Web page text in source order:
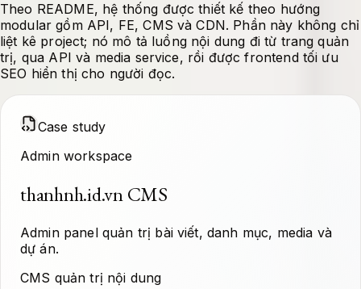
Theo README, hệ thống được thiết kế theo hướng
modular gồm API, FE, CMS và CDN. Phần này không chỉ
liệt kê project; nó mô tả luồng nội dung đi từ trang quản
trị, qua API và media service, rồi được frontend tối ưu
SEO hiển thị cho người đọc.
Case study
Admin workspace
thanhnh.id.vn CMS
Admin panel quản trị bài viết, danh mục, media và
dự án.
CMS quản trị nội dung